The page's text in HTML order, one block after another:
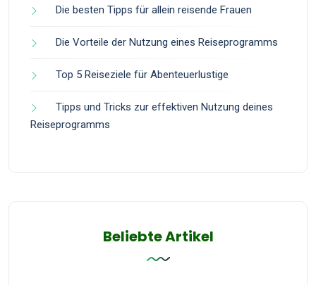
Die besten Tipps für allein reisende Frauen
Die Vorteile der Nutzung eines Reiseprogramms
Top 5 Reiseziele für Abenteuerlustige
Tipps und Tricks zur effektiven Nutzung deines
Reiseprogramms
Beliebte Artikel